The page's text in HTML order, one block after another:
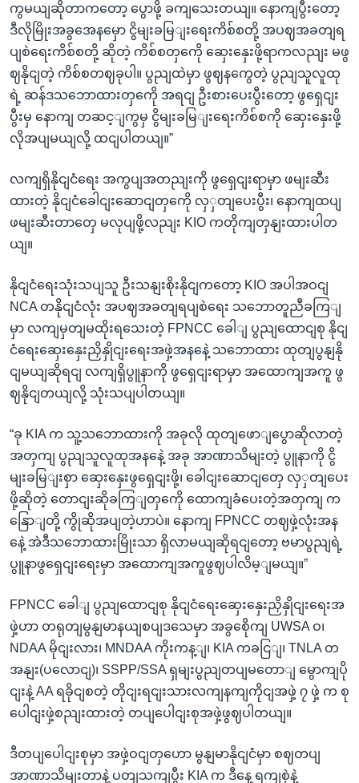
ကွမယျဆိုတာကတော့ ပွောဖို့ ခကျသေးတယျ။ နောကျပွီးတော့
ဒီလိုမြိုးအခွအေနမှော ငွိမျးခမြျးရေးကိစ်စတို့ အပဈအခတျရ
ပျစဲရေးကိစ်စတို့ ဆိုတဲ့ ကိစ်စတှကေို ဆှေးနှေးဖို့ရာကလညျး မဖွ
ဈနိုငျတဲ့ ကိစ်စတဈခုပါ။ ပွညျထဲမှာ ဖွဈနကွေတဲ့ ပွညျသူလူထု
ရဲ့ ဆန်ဒသဘောထားတှကေို အရငျ ဦးစားပေးပွီးတော့ ဖွရှေငျး
ပွီးမှ နောကျ တဆင့ျကွမှ ငွိမျးခမြျးရေးကိစ်စကို ဆှေးနှေးဖို့
လိုအပျမယျလို့ ထငျပါတယျ။”
လကျရှိနိုငျငံရေး အကွပျအတညျးကို ဖွရှေငျးရာမှာ ဖမျးဆီး
ထားတဲ့ နိုငျငံခေါငျးဆောငျတှကေို လှှတျပေးပွီး၊ နောကျထပျ
ဖမျးဆီးတာတှေ မလုပျဖို့လညျး KIO ကတိုကျတှနျးထားပါတ
ယျ။
နိုငျငံရေးသုံးသပျသူ ဦးသနျးစိုးနိုငျကတော့ KIO အပါအဝငျ
NCA တနိုငျငံလုံး အပဈအခတျရပျစဲရေး သဘောတူညီခကြျ
မှာ လကျမှတျမထိုးရသေးတဲ့ FPNCC ခေါျ ပွညျထောငျစု နိုငျ
ငံရေးဆှေးနှေးညှိနှိုငျးရေးအဖှဲ့အနနေဲ့ သဘောထား ထုတျပွနျနို
ငျမယျဆိုရငျ လကျရှိပွူနာကို ဖွရှေငျးရာမှာ အထောကျအကူ ဖွ
ဈနိုငျတယျလို့ သုံးသပျပါတယျ။
“ခု KIA က သူ့သဘောထားကို အခုလို ထုတျဖောျပွောဆိုလာတဲ့
အတှကျ ပွညျသူလူထုအနနေဲ့ အခု အာဏာသိမျးတဲ့ ပွူနာကို ငွိ
မျးခမြျးစှာ ဆှေးနှေးဖွရှေငျးဖို့၊ ခေါငျးဆောငျတှေ လှှတျပေး
ဖို့ဆိုတဲ့ တောငျးဆိုခကြျတှကေို ထောကျခံပေးတဲ့အတှကျ က
နြောျတို့ ကွိုဆိုအပျတဲ့ဟာပဲ။ နောကျ FPNCC တဈဖှဲ့လုံးအန
နေဲ့ အဲဒီသဘောထားမြိုးသာ ရှိလာမယျဆိုရငျတော့ ဗမာပွညျရဲ့
ပွူနာဖွရှေငျးရေးမှာ အထောကျအကူဖွဈပါလိမ့ျမယျ။”
FPNCC ခေါျ ပွညျထောငျစု နိုငျငံရေးဆှေးနှေးညှိနှိုငျးရေးအ
ဖှဲ့ဟာ တရုတျမွနျမာနယျစပျဒသေမှာ အခွစေိုကျ UWSA ဝ၊
NDAA မိုငျးလား၊ MNDAA ကိုးကန့ျ၊ KIA ကခငြျ၊ TNLA တ
အနျး(ပလောငျ)၊ SSPP/SSA ရှမျးပွညျတပျမတောျ မွောကျပို
ငျးနဲ့ AA ရခိုငျစတဲ့ တိုငျးရငျးသားလကျနကျကိုငျအဖှဲ့ ၇ ဖှဲ့ က စု
ပေါငျးဖှဲ့စညျးထားတဲ့ တပျပေါငျးစုအဖှဲ့ဖွဈပါတယျ။
ဒီတပျပေါငျးစုမှာ အဖှဲ့ဝငျတှဟော မွနျမာနိုငျငံမှာ စဈတပျ
အာဏာသိမျးတာနဲ့ ပတျသကျပွီး KIA က ဒီနေ့ ရကျစှဲနဲ့